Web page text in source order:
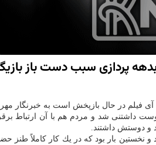
پردازی سبب دست باز
پخش گردید و این شب ها از شبكه آی فیلم در حال
داشتنی شد و مردم هم با آن ارتباط
و دوستش داشتند.
بار بود كه در یك كار كاملاً طنز